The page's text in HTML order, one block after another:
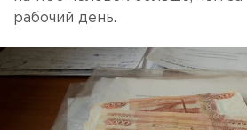
рабочий день.